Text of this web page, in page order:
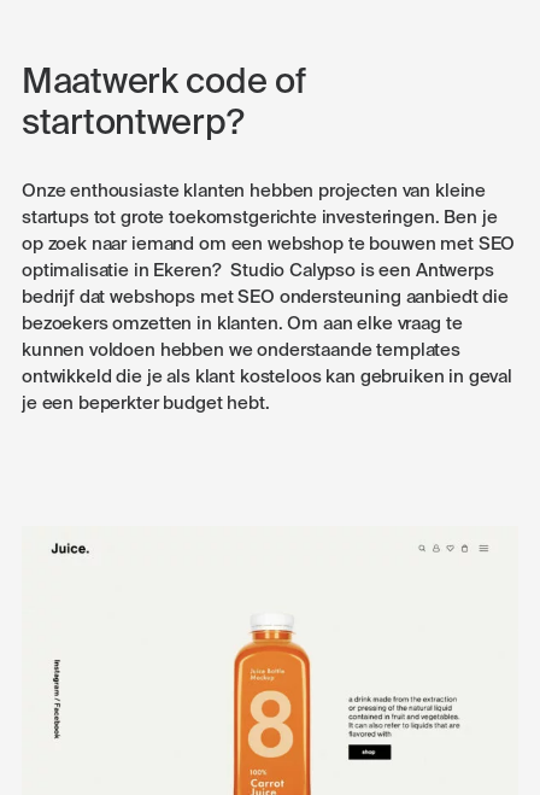
Maatwerk code of
startontwerp?
Onze enthousiaste klanten hebben projecten van kleine
startups tot grote toekomstgerichte investeringen. Ben je
op zoek naar iemand om een webshop te bouwen met SEO
optimalisatie in Ekeren? Studio Calypso is een Antwerps
bedrijf dat webshops met SEO ondersteuning aanbiedt die
bezoekers omzetten in klanten. Om aan elke vraag te
kunnen voldoen hebben we onderstaande templates
ontwikkeld die je als klant kosteloos kan gebruiken in geval
je een beperkter budget hebt.